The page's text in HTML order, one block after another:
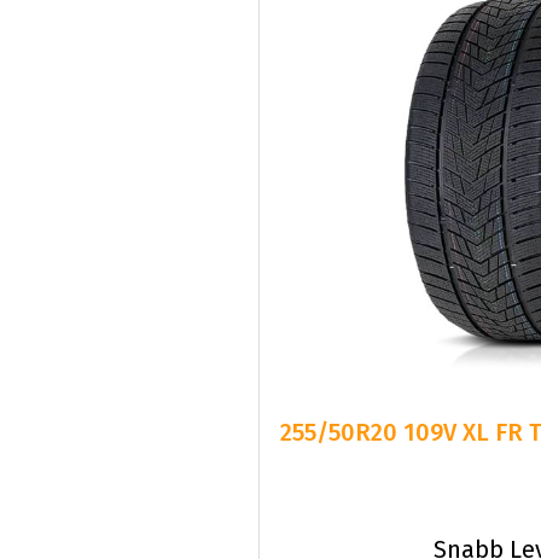
255/50R20 109V XL FR
Snabb